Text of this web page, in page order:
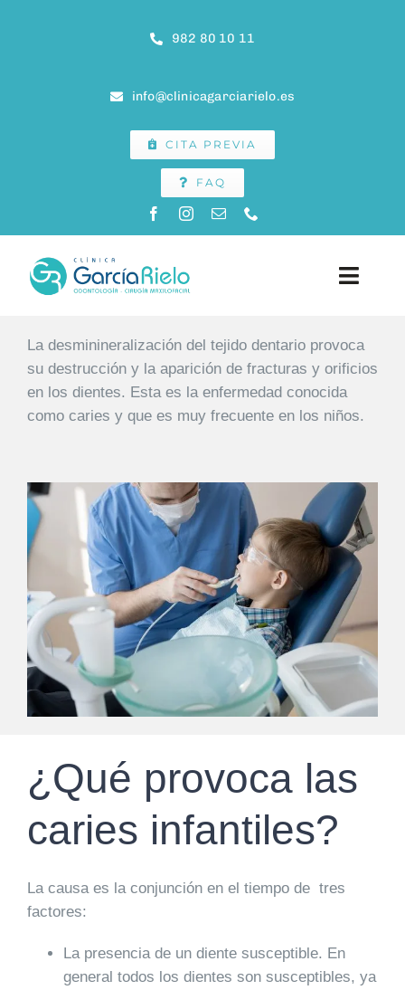
982 80 10 11
info@clinicagarciarielo.es
CITA PREVIA
FAQ
Toggle
INICIO
CLÍNICA
DIENTES FIJOS EN UN DÍA
ESPECIALIDADES
MAXILOFACIAL
ARTÍCULOS
La desminineralización del tejido dentario provoca
su destrucción y la aparición de fracturas y orificios
en los dientes. Esta es la enfermedad conocida
como caries y que es muy frecuente en los niños.
¿Qué provoca las
caries infantiles?
La causa es la conjunción en el tiempo de tres
factores:
La presencia de un diente susceptible. En
general todos los dientes son susceptibles, ya